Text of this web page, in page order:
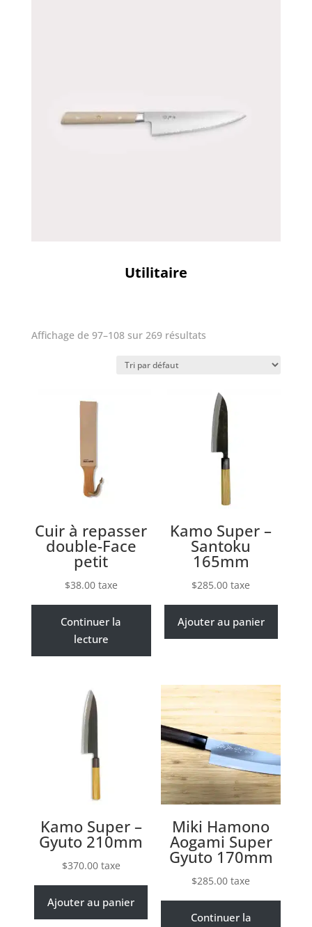
Utilitaire
Affichage de 97–108 sur 269 résultats
Cuir à repasser
double-Face
petit
$38.00 taxe
Continuer la
lecture
Kamo Super –
Santoku
165mm
$285.00 taxe
Ajouter au panier
Kamo Super –
Gyuto 210mm
$370.00 taxe
Ajouter au panier
Miki Hamono
Aogami Super
Gyuto 170mm
$285.00 taxe
Continuer la